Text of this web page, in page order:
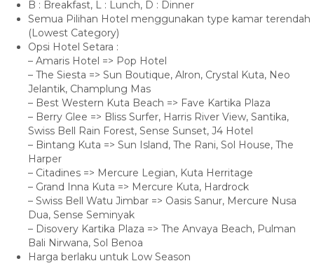
B : Breakfast, L : Lunch, D : Dinner
Semua Pilihan Hotel menggunakan type kamar terendah
(Lowest Category)
Opsi Hotel Setara :
– Amaris Hotel => Pop Hotel
– The Siesta => Sun Boutique, Alron, Crystal Kuta, Neo
Jelantik, Champlung Mas
– Best Western Kuta Beach => Fave Kartika Plaza
– Berry Glee => Bliss Surfer, Harris River View, Santika,
Swiss Bell Rain Forest, Sense Sunset, J4 Hotel
– Bintang Kuta => Sun Island, The Rani, Sol House, The
Harper
– Citadines => Mercure Legian, Kuta Herritage
– Grand Inna Kuta => Mercure Kuta, Hardrock
– Swiss Bell Watu Jimbar => Oasis Sanur, Mercure Nusa
Dua, Sense Seminyak
– Disovery Kartika Plaza => The Anvaya Beach, Pulman
Bali Nirwana, Sol Benoa
Harga berlaku untuk Low Season